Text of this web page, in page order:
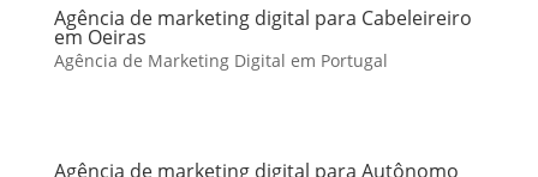
Agência de marketing digital para Cabeleireiro
em Oeiras
Agência de Marketing Digital em Portugal
Agência de marketing digital para Autônomo